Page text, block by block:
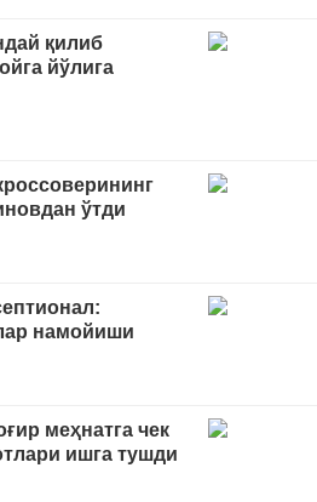
қилиб
йўлига
ўтди
намойиши
меҳнатга чек
ишга тушди